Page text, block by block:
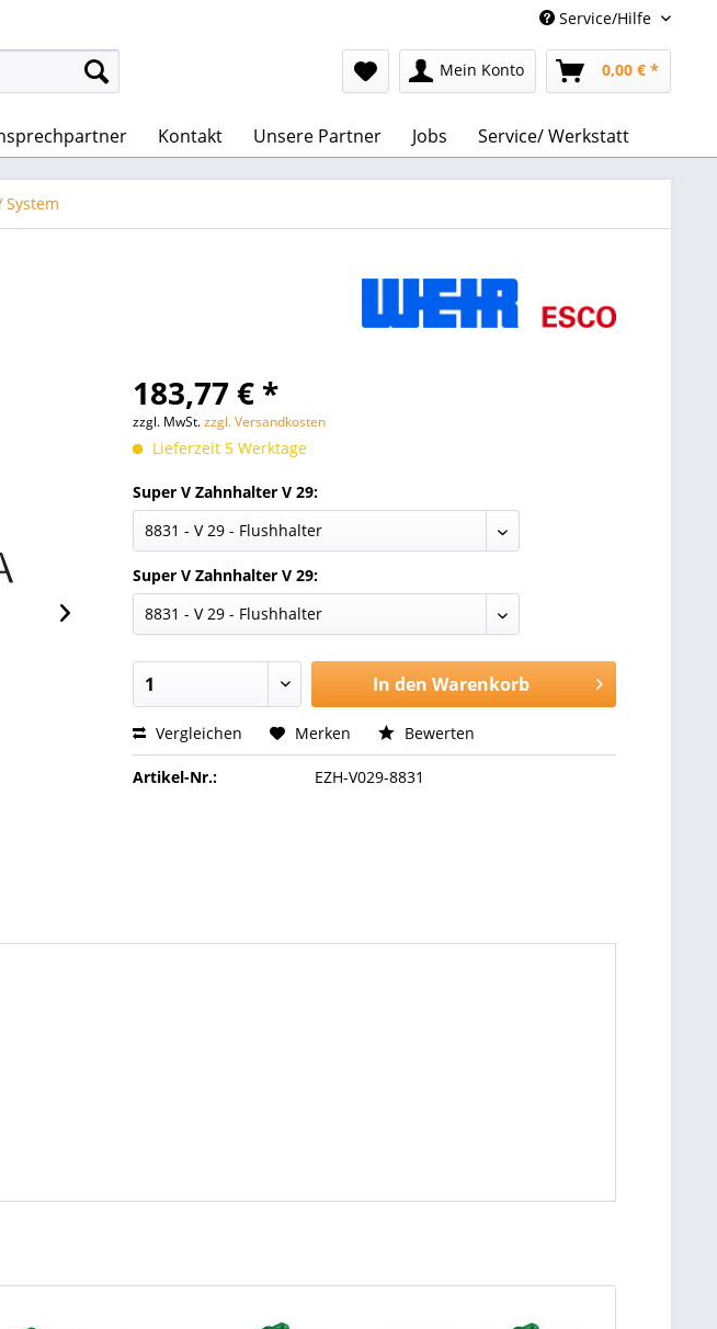
Service/Hilfe
Mein Konto 0,00 € *
Kontakt Unsere Partner Jobs Service/ Werkstatt
System
183,77 € *
zzgl. MwSt.zzgl. Versandkosten
Lieferzeit 5 Werktage
Super V Zahnhalter V 29:
Super V Zahnhalter V 29:
In den Warenkorb
Vergleichen Merken Bewerten
Artikel-Nr.: EZH-V029-8831